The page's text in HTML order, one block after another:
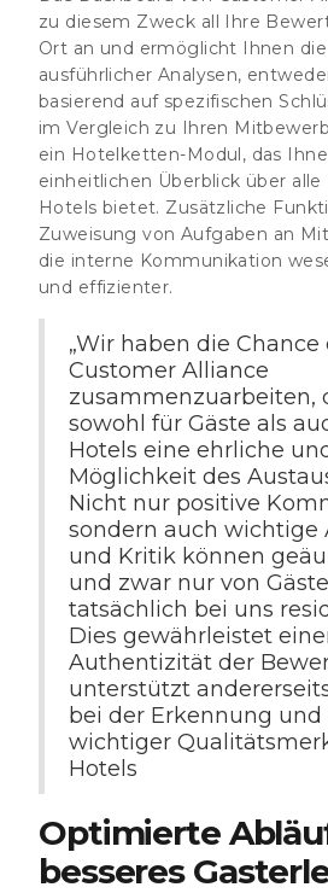
zu diesem Zweck all Ihre
Ort an und ermöglicht Ihnen
ausführlicher Analysen,
basierend auf spezifischen
im Vergleich zu Ihren
ein Hotelketten-Modul, das
einheitlichen Überblick über
Hotels bietet. Zusätzliche
Zuweisung von Aufgaben an
die interne Kommunikation
und effizienter.
„Wir haben die
Customer Alliance
zusammenzuarbeiten,
sowohl für Gäste als
Hotels eine ehrliche
Möglichkeit des
Nicht nur positive
sondern auch wichtige
und Kritik können
und zwar nur von
tatsächlich bei uns
Dies gewährleistet
Authentizität der
unterstützt
bei der Erkennung
wichtiger
Hotels
Optimierte
besseres